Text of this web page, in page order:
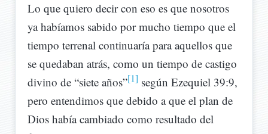
Lo que quiero decir con eso es que nosotros
ya habíamos sabido por mucho tiempo que el
tiempo terrenal continuaría para aquellos que
se quedaban atrás, como un tiempo de castigo
divino de “siete años”[1] según Ezequiel 39:9,
pero entendimos que debido a que el plan de
Dios había cambiado como resultado del